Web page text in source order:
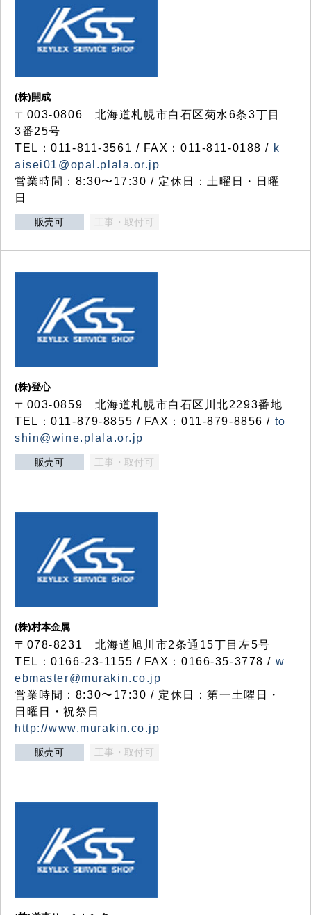
(株)開成
〒003-0806 北海道札幌市白石区菊水6条3丁目
3番25号
TEL：011-811-3561 / FAX：011-811-0188 / k
aisei01@opal.plala.or.jp
営業時間：8:30〜17:30 / 定休日：土曜日・日曜
日
販売可 工事・取付可
(株)登心
〒003-0859 北海道札幌市白石区川北2293番地
TEL：011-879-8855 / FAX：011-879-8856 / to
shin@wine.plala.or.jp
販売可 工事・取付可
(株)村本金属
〒078-8231 北海道旭川市2条通15丁目左5号
TEL：0166-23-1155 / FAX：0166-35-3778 / w
ebmaster@murakin.co.jp
営業時間：8:30〜17:30 / 定休日：第一土曜日・
日曜日・祝祭日
http://www.murakin.co.jp
販売可 工事・取付可